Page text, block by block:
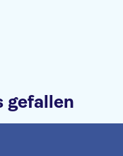
gefallen